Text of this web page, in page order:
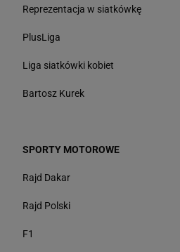
Reprezentacja w siatkówkę
PlusLiga
Liga siatkówki kobiet
Bartosz Kurek
SPORTY MOTOROWE
Rajd Dakar
Rajd Polski
F1